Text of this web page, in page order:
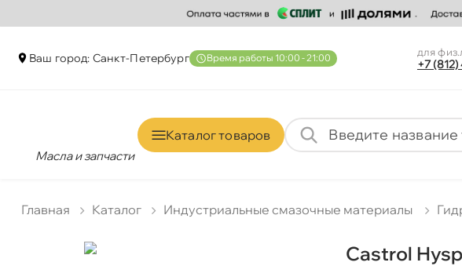
аш город: Санкт-Петербур ремя работы 10:00 - 21:00 для
+7
Масла и запчасти
Каталог товаро
Главная Катало Индустриальные смазочные материалы
Castrol